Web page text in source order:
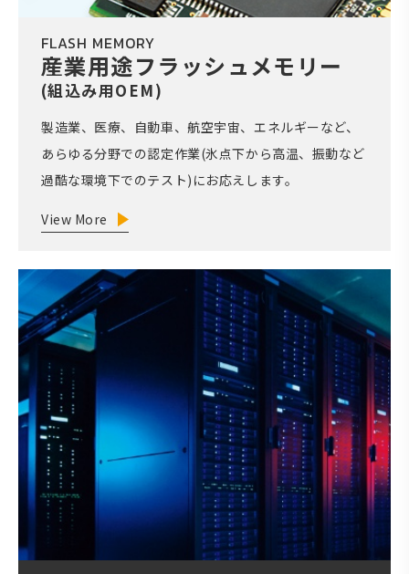
FLASH MEMORY
産業用途フラッシュメモリー
(組込み用OEM)
製造業、医療、自動車、航空宇宙、エネルギーなど、
あらゆる分野での認定作業(氷点下から高温、振動など
過酷な環境下でのテスト)にお応えします。
View More